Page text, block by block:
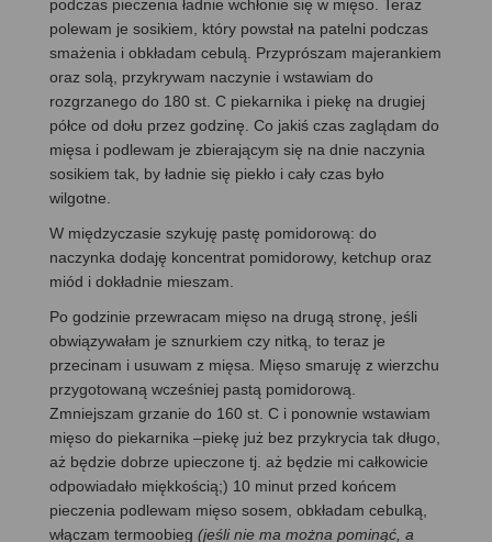
podczas pieczenia ładnie wchłonie się w mięso. Teraz
polewam je sosikiem, który powstał na patelni podczas
smażenia i obkładam cebulą. Przyprószam majerankiem
oraz solą, przykrywam naczynie i wstawiam do
rozgrzanego do 180 st. C piekarnika i piekę na drugiej
półce od dołu przez godzinę. Co jakiś czas zaglądam do
mięsa i podlewam je zbierającym się na dnie naczynia
sosikiem tak, by ładnie się piekło i cały czas było
wilgotne.
W międzyczasie szykuję pastę pomidorową: do
naczynka dodaję koncentrat pomidorowy, ketchup oraz
miód i dokładnie mieszam.
Po godzinie przewracam mięso na drugą stronę, jeśli
obwiązywałam je sznurkiem czy nitką, to teraz je
przecinam i usuwam z mięsa. Mięso smaruję z wierzchu
przygotowaną wcześniej pastą pomidorową.
Zmniejszam grzanie do 160 st. C i ponownie wstawiam
mięso do piekarnika –piekę już bez przykrycia tak długo,
aż będzie dobrze upieczone tj. aż będzie mi całkowicie
odpowiadało miękkością;) 10 minut przed końcem
pieczenia podlewam mięso sosem, obkładam cebulką,
włączam termoobieg (jeśli nie ma można pominąć, a